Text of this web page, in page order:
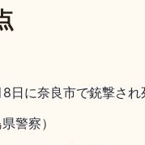
日に奈良市で銃撃さ
警察）